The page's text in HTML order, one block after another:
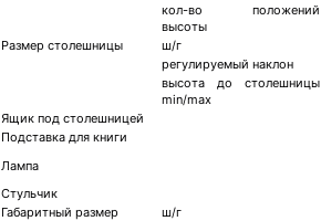
кол-во положений
высоты
Размер столешницы
ш/г
регулируемый наклон
высота до столешницы
min/max
Ящик под столешницей
Подставка для книги
Лампа
Стульчик
Габаритный размер
ш/г